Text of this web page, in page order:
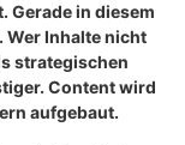
Gerade in diesem
Wer Inhalte nicht
strategischen
Content wird
aufgebaut.